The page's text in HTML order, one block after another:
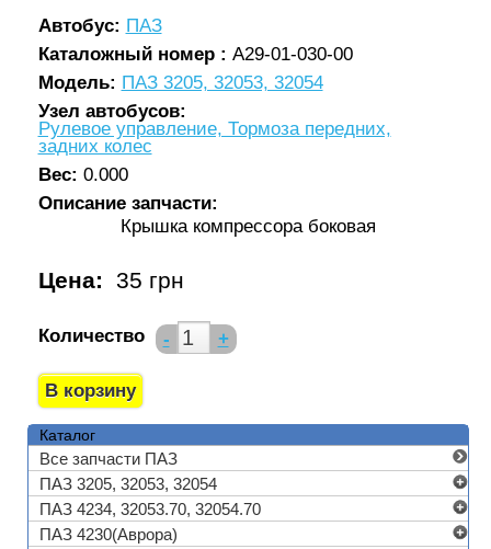
Автобус: ПАЗ
Каталожный номер : А29-01-030-00
Модель: ПАЗ 3205, 32053, 32054
Узел автобусов:
Рулевое управление, Тормоза передних,
задних колес
Вес: 0.000
Описание запчасти:
Крышка компрессора боковая
Цена: 35 грн
Количество - +
Каталог
Все запчасти ПАЗ
ПАЗ 3205, 32053, 32054
ПАЗ 4234, 32053.70, 32054.70
ПАЗ 4230(Аврора)